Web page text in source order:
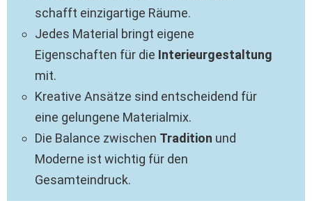
schafft einzigartige Räume.
Jedes Material bringt eigene
Eigenschaften für die Interieurgestaltung
mit.
Kreative Ansätze sind entscheidend für
eine gelungene Materialmix.
Die Balance zwischen Tradition und
Moderne ist wichtig für den
Gesamteindruck.